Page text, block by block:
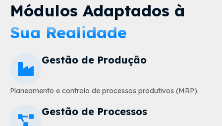
Módulos Adaptados à
Sua Realidade
Gestão de Produção
Planeamento e controlo de processos produtivos (MRP).
Gestão de Processos